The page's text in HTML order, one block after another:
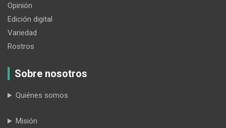
Opinión
Edición digital
Variedad
Rostros
Sobre nosotros
Quiénes somos
Misión